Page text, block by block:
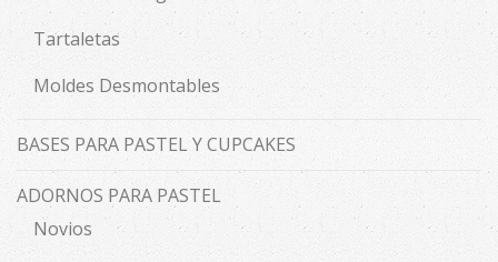
Tartaletas
Moldes Desmontables
BASES PARA PASTEL Y CUPCAKES
ADORNOS PARA PASTEL
Novios